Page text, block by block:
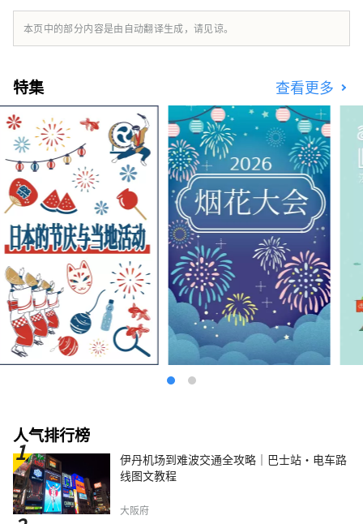
本页中的部分内容是由自动翻译生成，请见谅。
特集 查看更多
人气排行榜
伊丹机场到难波交通全攻略｜巴士站・电车路
线图文教程
大阪府